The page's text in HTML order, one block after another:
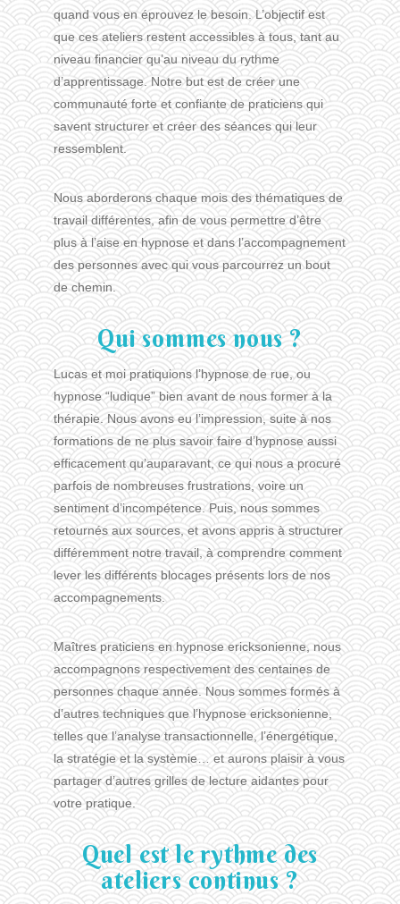
quand vous en éprouvez le besoin. L’objectif est
que ces ateliers restent accessibles à tous, tant au
niveau financier qu’au niveau du rythme
d’apprentissage. Notre but est de créer une
communauté forte et confiante de praticiens qui
savent structurer et créer des séances qui leur
ressemblent.
Nous aborderons chaque mois des thématiques de
travail différentes, afin de vous permettre d’être
plus à l’aise en hypnose et dans l’accompagnement
des personnes avec qui vous parcourrez un bout
de chemin.
Qui sommes nous ?
Lucas et moi pratiquions l’hypnose de rue, ou
hypnose “ludique” bien avant de nous former à la
thérapie. Nous avons eu l’impression, suite à nos
formations de ne plus savoir faire d’hypnose aussi
efficacement qu’auparavant, ce qui nous a procuré
parfois de nombreuses frustrations, voire un
sentiment d’incompétence. Puis, nous sommes
retournés aux sources, et avons appris à structurer
différemment notre travail, à comprendre comment
lever les différents blocages présents lors de nos
accompagnements.
Maîtres praticiens en hypnose ericksonienne, nous
accompagnons respectivement des centaines de
personnes chaque année. Nous sommes formés à
d’autres techniques que l’hypnose ericksonienne,
telles que l’analyse transactionnelle, l’énergétique,
la stratégie et la systèmie… et aurons plaisir à vous
partager d’autres grilles de lecture aidantes pour
votre pratique.
Quel est le rythme des
ateliers continus ?